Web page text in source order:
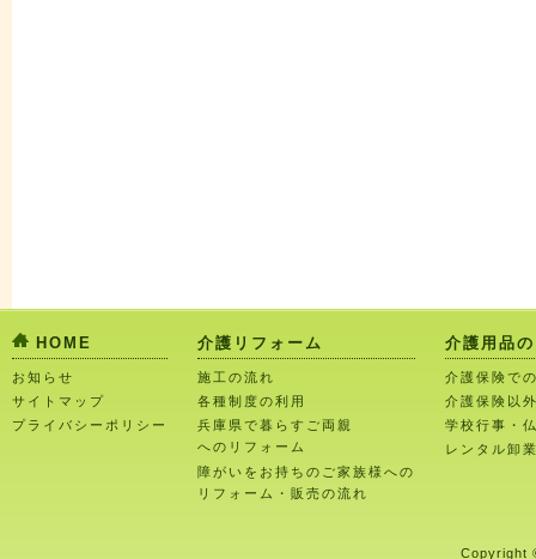
HOME
お知らせ
サイトマップ
プライバシーポリシー
介護リフォーム
施工の流れ
各種制度の利用
兵庫県で暮らすご両親
へのリフォーム
障がいをお持ちのご家族様への
リフォーム・販売の流れ
介護用品
介護保険で
介護保険以
学校行事・
レンタル卸
Copyright